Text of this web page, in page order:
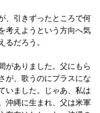
、引きずったところで何
考えようという方向へ気
るだろう。
がありました。父にもら
が、歌うのにプラスにな
いました。じゃあ、私は
沖縄に生まれ、父は米軍